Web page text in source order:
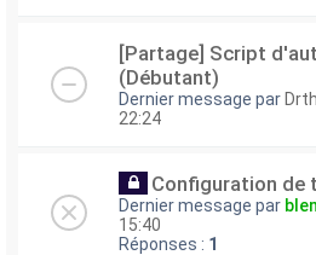
[Partage] Script
(Débutant)
Dernier message par
22:24
Configuration de
Dernier message par
15:40
Réponses : 1